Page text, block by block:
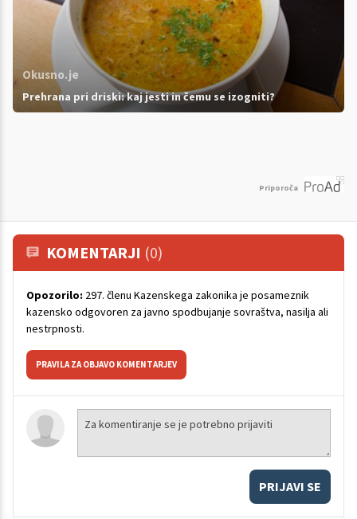
Okusno.je
Prehrana pri driski: kaj jesti in čemu se izogniti?
Priporoča
KOMENTARJI (0)
Opozorilo: 297. členu Kazenskega zakonika je posameznik
kazensko odgovoren za javno spodbujanje sovraštva, nasilja ali
nestrpnosti.
PRAVILA ZA OBJAVO KOMENTARJEV
PRIJAVI SE